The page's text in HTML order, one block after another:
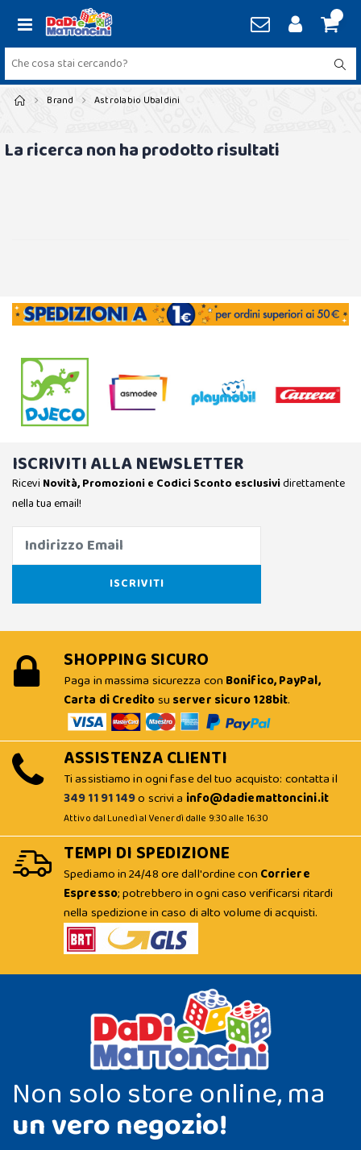
Brand Astrolabio Ubaldini
La ricerca non ha prodotto risultati
ISCRIVITI ALLA NEWSLETTER
Ricevi Novità, Promozioni e Codici Sconto esclusividirettamente
nella tua email!
SHOPPING SICURO
Paga in massima sicurezza con Bonifico, PayPal,
Carta di Creditosu server sicuro 128bit.
ASSISTENZA CLIENTI
Ti assistiamo in ogni fase del tuo acquisto: contatta il
349 11 91 149o scrivi a info@dadiemattoncini.it
Attivo dal Lunedì al Venerdì dalle 9:30 alle 16:30
TEMPI DI SPEDIZIONE
Spediamo in 24/48 ore dall'ordine con Corriere
Espresso; potrebbero in ogni caso verificarsi ritardi
nella spedizione in caso di alto volume di acquisti.
Non solo store online, ma
un vero negozio!